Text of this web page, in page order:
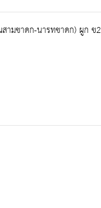
มชาดก-นารทชาดก) ผูก ข2